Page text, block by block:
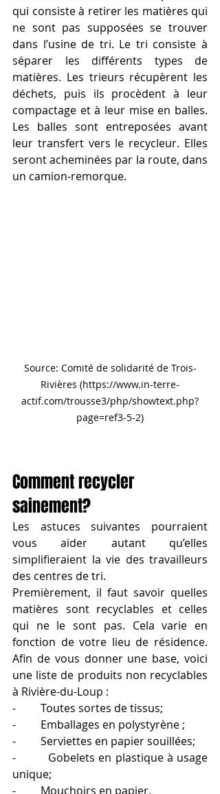
qui consiste à retirer les matières qui
ne sont pas supposées se trouver
dans l’usine de tri. Le tri consiste à
séparer les différents types de
matières. Les trieurs récupèrent les
déchets, puis ils procèdent à leur
compactage et à leur mise en balles.
Les balles sont entreposées avant
leur transfert vers le recycleur. Elles
seront acheminées par la route, dans
un camion-remorque.
Source: Comité de solidarité de Trois-
Rivières (https://www.in-terre-
actif.com/trousse3/php/showtext.php?
page=ref3-5-2)
Comment recycler
sainement?
Les astuces suivantes pourraient
vous aider autant qu’elles
simplifieraient la vie des travailleurs
des centres de tri.
Premièrement, il faut savoir quelles
matières sont recyclables et celles
qui ne le sont pas. Cela varie en
fonction de votre lieu de résidence.
Afin de vous donner une base, voici
une liste de produits non recyclables
à Rivière-du-Loup :
-         Toutes sortes de tissus;
-         Emballages en polystyrène ;
-         Serviettes en papier souillées;
-         Gobelets en plastique à usage
unique;
-         Mouchoirs en papier.